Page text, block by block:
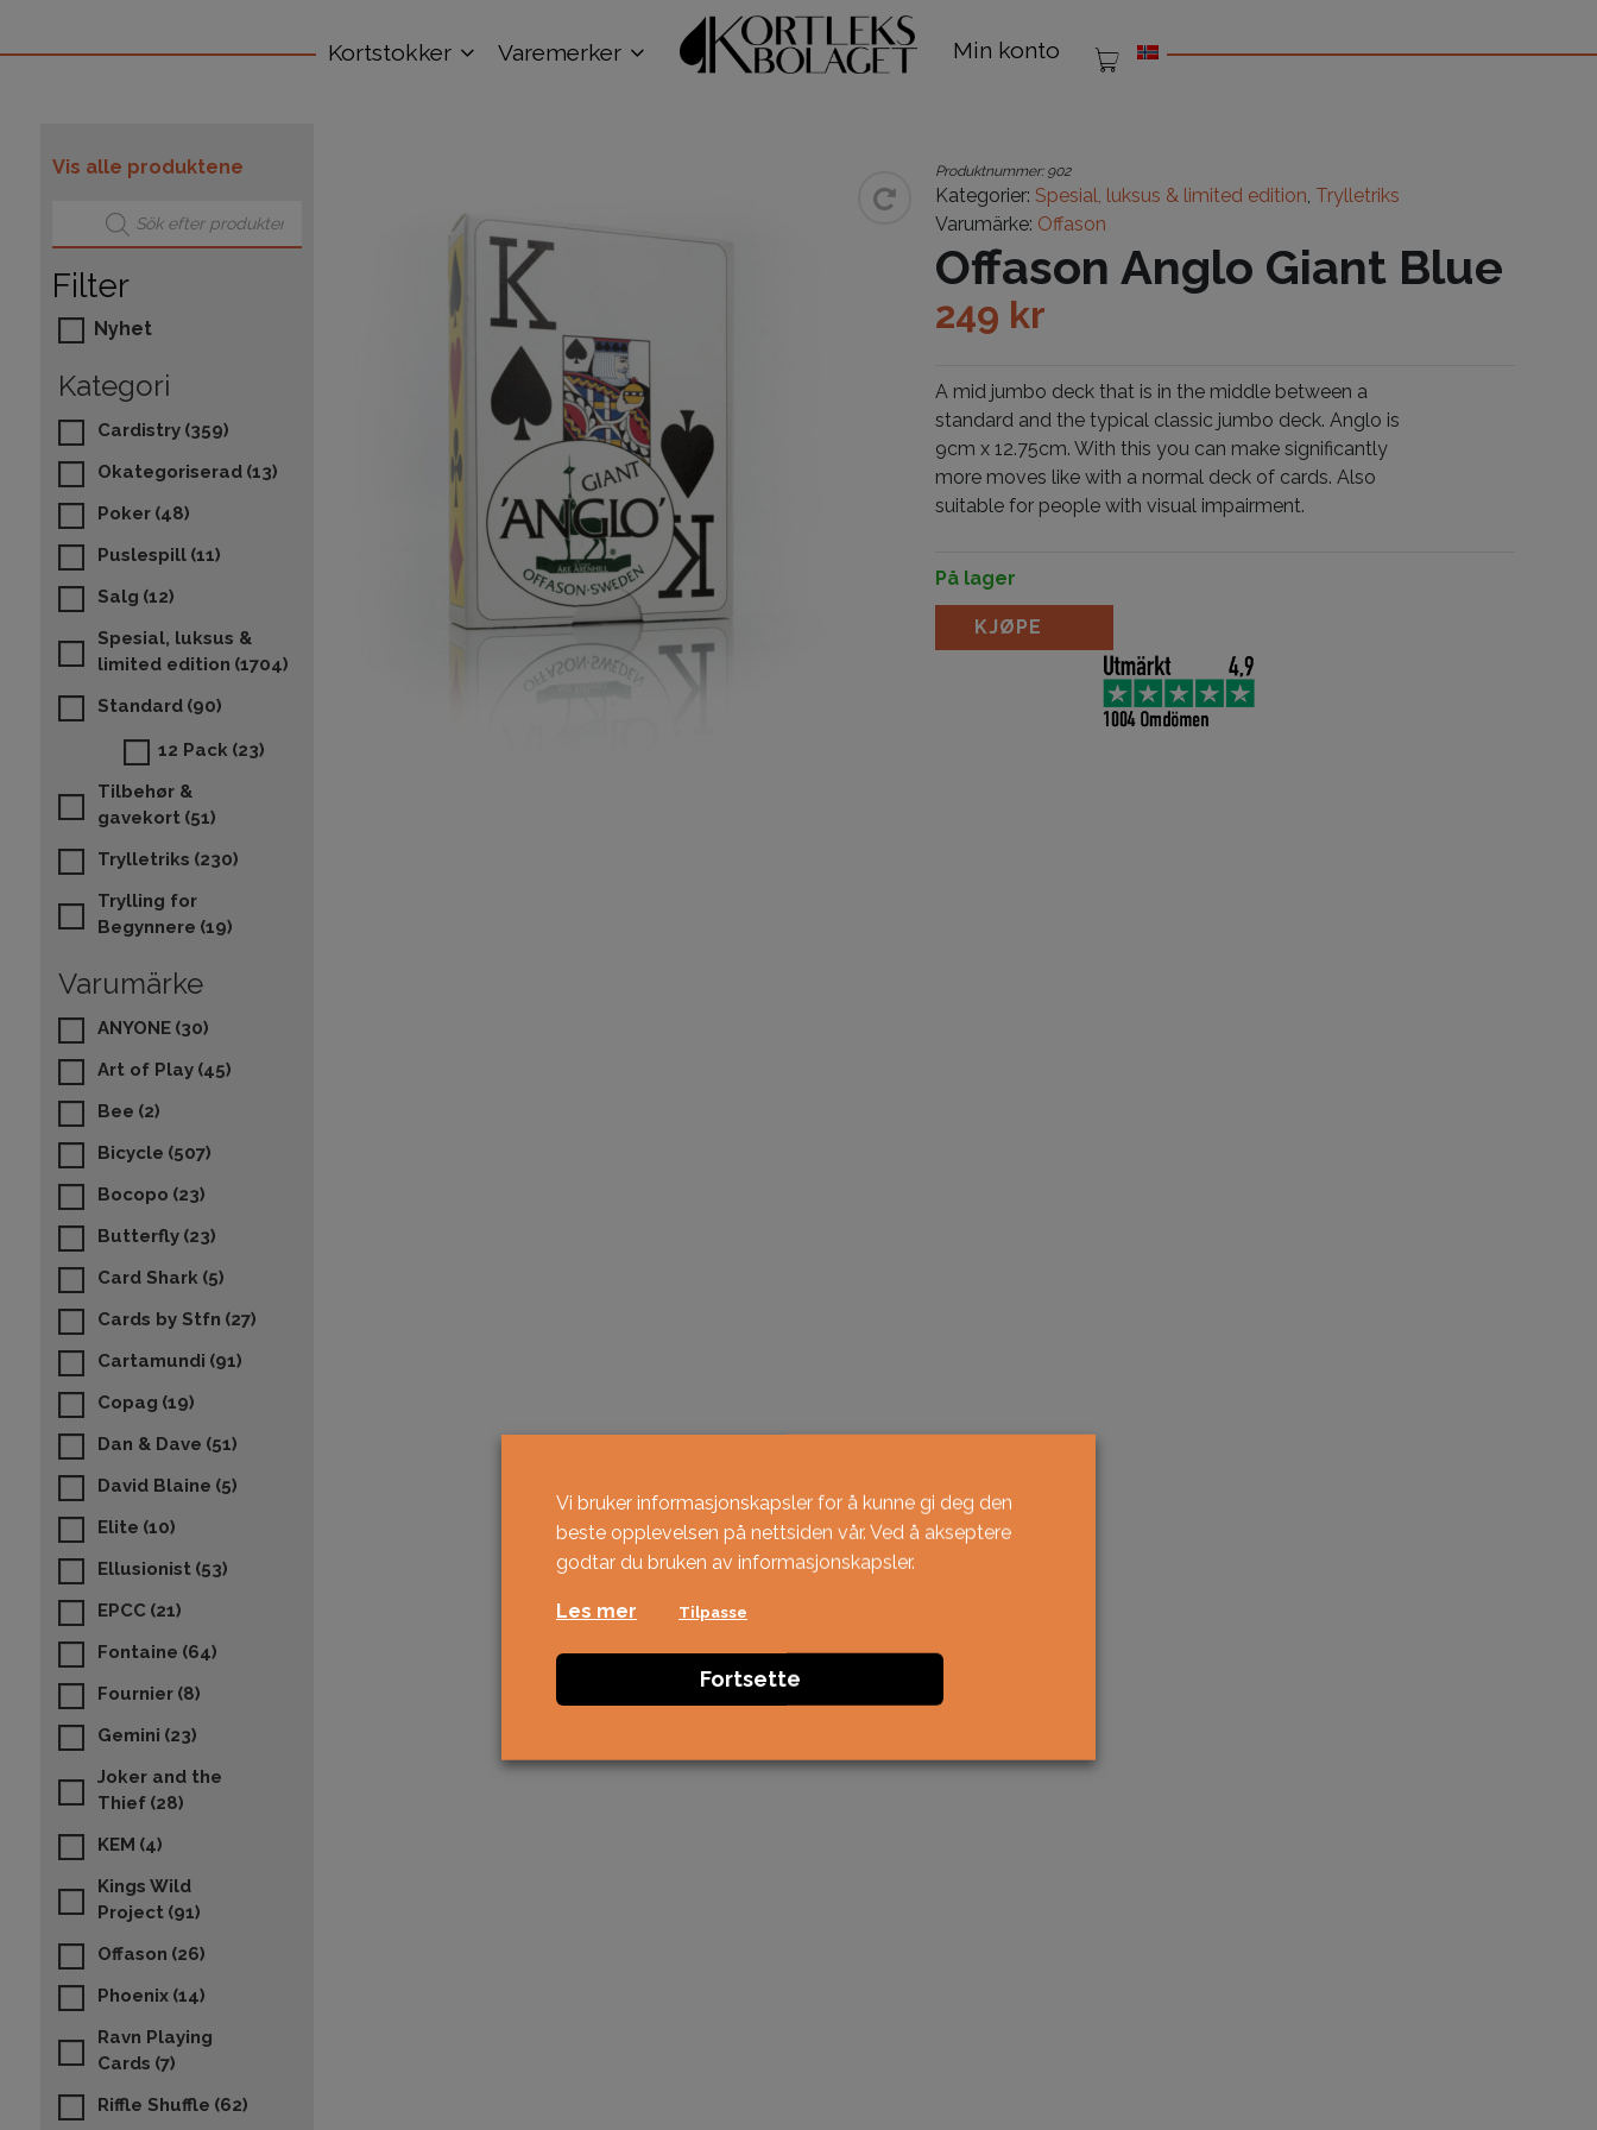
Kortstokker Varemerker Min konto
Vis alle produktene
Products search
Filter
Nyhet
Kategori
Cardistry (359)
Okategoriserad (13)
Poker (48)
Puslespill (11)
Salg (12)
Spesial, luksus &
limited edition (1704)
Standard (90)
12 Pack (23)
Tilbehør &
gavekort (51)
Trylletriks (230)
Trylling for
Begynnere (19)
Varumärke
ANYONE (30)
Art of Play (45)
Bee (2)
Bicycle (507)
Bocopo (23)
Butterfly (23)
Card Shark (5)
Cards by Stfn (27)
Cartamundi (91)
Copag (19)
Dan & Dave (51)
David Blaine (5)
Elite (10)
Ellusionist (53)
EPCC (21)
Fontaine (64)
Fournier (8)
Gemini (23)
Joker and the
Thief (28)
KEM (4)
Kings Wild
Project (91)
Offason (26)
Phoenix (14)
Ravn Playing
Cards (7)
Riffle Shuffle (62)
Produktnummer: 902
Kategorier: Spesial, luksus & limited edition, Trylletriks
Varumärke: Offason
Offason Anglo Giant Blue
249 kr
A mid jumbo deck that is in the middle between a
standard and the typical classic jumbo deck. Anglo is
9cm x 12.75cm. With this you can make significantly
more moves like with a normal deck of cards. Also
suitable for people with visual impairment.
På lager
Offason Anglo Giant Blue antall
KJØPE
Vi bruker informasjonskapsler for å kunne gi deg den
beste opplevelsen på nettsiden vår. Ved å akseptere
godtar du bruken av informasjonskapsler.
Les mer Tilpasse
Fortsette